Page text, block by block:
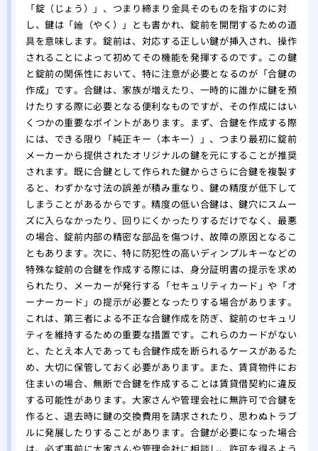
両
ス
テ
「錠（じょう）」、つまり締まり金具そのものを指すのに対
し、鍵は「鑰（やく）」とも書かれ、錠前を開閉するための道
具を意味します。錠前は、対応する正しい鍵が挿入され、操作
されることによって初めてその機能を発揮するのです。この鍵
と錠前の関係性において、特に注意が必要となるのが「合鍵の
作成」です。合鍵は、家族が増えたり、一時的に誰かに鍵を預
けたりする際に必要となる便利なものですが、その作成にはい
くつかの重要なポイントがあります。まず、合鍵を作成する際
には、できる限り「純正キー（本キー）」、つまり最初に錠前
メーカーから提供されたオリジナルの鍵を元にすることが推奨
されます。既に合鍵として作られた鍵からさらに合鍵を複製す
ると、わずかな寸法の誤差が積み重なり、鍵の精度が低下して
しまうことがあるからです。精度の低い合鍵は、鍵穴にスムー
ズに入らなかったり、回りにくかったりするだけでなく、最悪
の場合、錠前内部の精密な部品を傷つけ、故障の原因となるこ
ともあります。次に、特に防犯性の高いディンプルキーなどの
特殊な錠前の合鍵を作成する際には、身分証明書の提示を求め
られたり、メーカーが発行する「セキュリティカード」や「オ
ーナーカード」の提示が必要となったりする場合があります。
これは、第三者による不正な合鍵作成を防ぎ、錠前のセキュリ
ティを維持するための重要な措置です。これらのカードがない
と、たとえ本人であっても合鍵作成を断られるケースがあるた
め、大切に保管しておく必要があります。また、賃貸物件にお
住まいの場合、無断で合鍵を作成することは賃貸借契約に違反
する可能性があります。大家さんや管理会社に無許可で合鍵を
作ると、退去時に鍵の交換費用を請求されたり、思わぬトラブ
ルに発展したりすることがあります。合鍵が必要になった場合